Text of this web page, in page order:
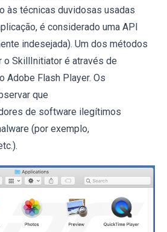
às técnicas duvidosas usadas
é considerado uma API
indesejada). Um dos métodos
o SkillInitiator é através de
Adobe Flash Player. Os
que
de software ilegítimos
(por exemplo,